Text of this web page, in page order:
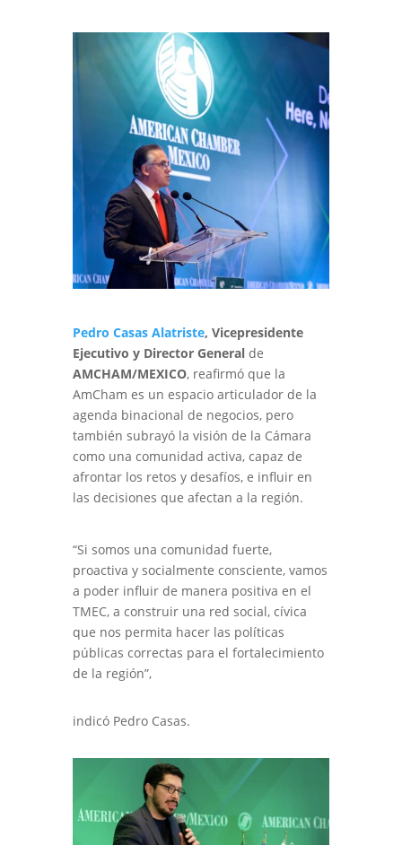
Pedro Casas Alatriste, Vicepresidente
Ejecutivo y Director General de
AMCHAM/MEXICO, reafirmó que la
AmCham es un espacio articulador de la
agenda binacional de negocios, pero
también subrayó la visión de la Cámara
como una comunidad activa, capaz de
afrontar los retos y desafíos, e influir en
las decisiones que afectan a la región.
“Si somos una comunidad fuerte,
proactiva y socialmente consciente, vamos
a poder influir de manera positiva en el
TMEC, a construir una red social, cívica
que nos permita hacer las políticas
públicas correctas para el fortalecimiento
de la región”,
indicó Pedro Casas.